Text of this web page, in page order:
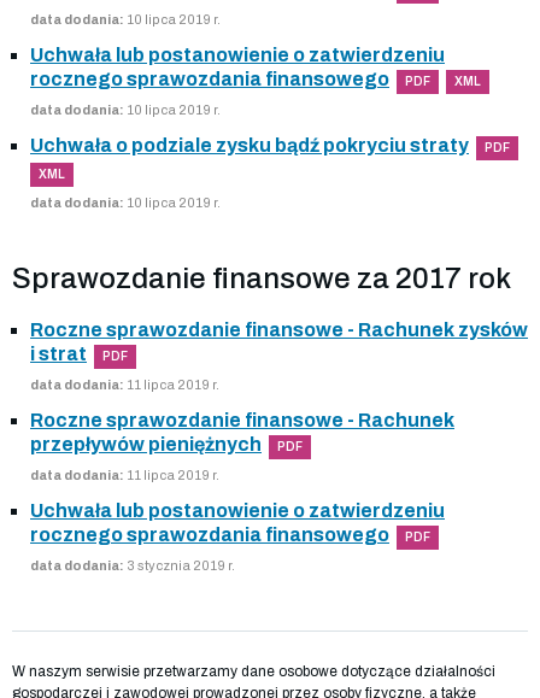
data dodania: 10 lipca 2019 r.
Uchwała lub postanowienie o zatwierdzeniu
rocznego sprawozdania finansowego
PDF XML
data dodania: 10 lipca 2019 r.
Uchwała o podziale zysku bądź pokryciu straty
PDF
XML
data dodania: 10 lipca 2019 r.
Sprawozdanie finansowe za 2017 rok
Roczne sprawozdanie finansowe - Rachunek zysków
i strat
PDF
data dodania: 11 lipca 2019 r.
Roczne sprawozdanie finansowe - Rachunek
przepływów pieniężnych
PDF
data dodania: 11 lipca 2019 r.
Uchwała lub postanowienie o zatwierdzeniu
rocznego sprawozdania finansowego
PDF
data dodania: 3 stycznia 2019 r.
W naszym serwisie przetwarzamy dane osobowe dotyczące działalności
gospodarczej i zawodowej prowadzonej przez osoby fizyczne, a także